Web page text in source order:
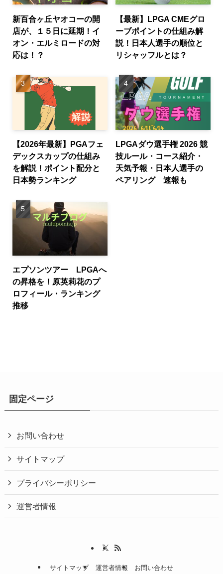
新百合ヶ丘ヤオコーの開
店が、１５日に延期！イ
オン・エルミロードの対
応は！？
【最新】LPGA CMEグロ
ーブポイントの仕組み解
説！日本人選手の順位と
リシャッフルとは？
【2026年最新】PGAフェ
デックスカップの仕組み
を解説！ポイント配分と
日本勢ランキング
LPGAダウ選手権 2026 競
技ルール・コース紹介・
天気予報・日本人選手の
ペアリング 速報も
エプソンツアー LPGAへ
の昇格を！原英莉花のプ
ロフィール・ランキング
推移
固定ページ
お問い合わせ
サイトマップ
プライバシーポリシー
運営者情報
サイトマップ 運営者情報 お問い合わせ